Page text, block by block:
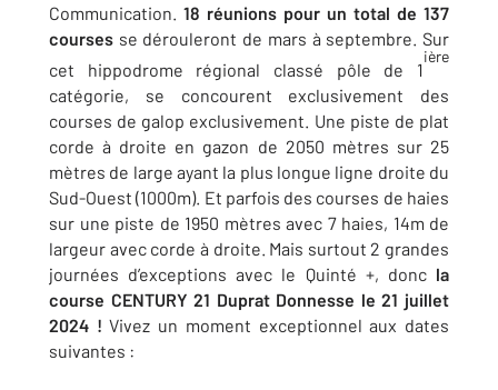
Communication. 18 réunions pour un total de 137
courses se dérouleront de mars à septembre. Sur
cet hippodrome régional classé pôle de 1
ière
catégorie, se concourent exclusivement des
courses de galop exclusivement. Une piste de plat
corde à droite en gazon de 2050 mètres sur 25
mètres de large ayant la plus longue ligne droite du
Sud-Ouest (1000m). Et parfois des courses de haies
sur une piste de 1950 mètres avec 7 haies, 14m de
largeur avec corde à droite. Mais surtout 2 grandes
journées d’exceptions avec le Quinté +, donc la
course CENTURY 21 Duprat Donnesse le 21 juillet
2024 ! Vivez un moment exceptionnel aux dates
suivantes :